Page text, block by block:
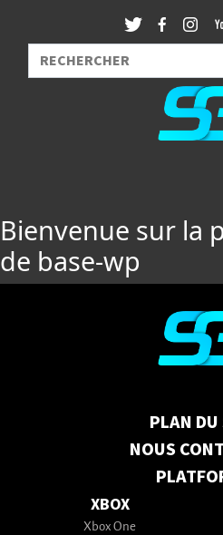
Bienvenue sur la
de base-wp
PLAN DU
NOUS
XBOX
Xbox One